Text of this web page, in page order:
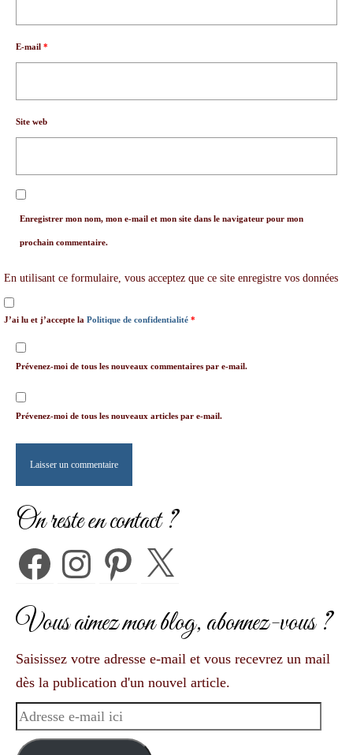
E-mail *
Site web
Enregistrer mon nom, mon e-mail et mon site dans le navigateur pour mon
prochain commentaire.
En utilisant ce formulaire, vous acceptez que ce site enregistre vos données
J’ai lu et j’accepte la Politique de confidentialité *
Prévenez-moi de tous les nouveaux commentaires par e-mail.
Prévenez-moi de tous les nouveaux articles par e-mail.
On reste en contact ?
FacebookInstagramPinterest X
Vous aimez mon blog, abonnez-vous ?
Saisissez votre adresse e-mail et vous recevrez un mail
dès la publication d'un nouvel article.
Adresse